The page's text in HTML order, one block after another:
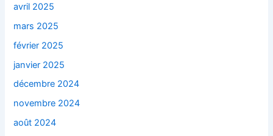
avril 2025
mars 2025
février 2025
janvier 2025
décembre 2024
novembre 2024
août 2024